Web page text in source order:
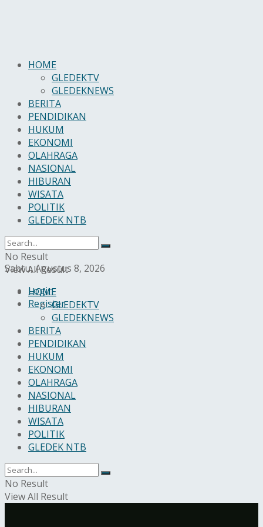
Sabtu, Agustus 8, 2026
Login
Register
HOME
GLEDEKTV
GLEDEKNEWS
BERITA
PENDIDIKAN
HUKUM
EKONOMI
OLAHRAGA
NASIONAL
HIBURAN
WISATA
POLITIK
GLEDEK NTB
No Result
View All Result
HOME
GLEDEKTV
GLEDEKNEWS
BERITA
PENDIDIKAN
HUKUM
EKONOMI
OLAHRAGA
NASIONAL
HIBURAN
WISATA
POLITIK
GLEDEK NTB
No Result
View All Result